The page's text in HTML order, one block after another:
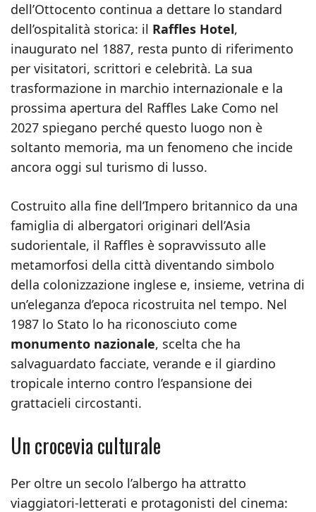
dell’Ottocento continua a dettare lo standard
dell’ospitalità storica: il Raffles Hotel,
inaugurato nel 1887, resta punto di riferimento
per visitatori, scrittori e celebrità. La sua
trasformazione in marchio internazionale e la
prossima apertura del Raffles Lake Como nel
2027 spiegano perché questo luogo non è
soltanto memoria, ma un fenomeno che incide
ancora oggi sul turismo di lusso.
Costruito alla fine dell’Impero britannico da una
famiglia di albergatori originari dell’Asia
sudorientale, il Raffles è sopravvissuto alle
metamorfosi della città diventando simbolo
della colonizzazione inglese e, insieme, vetrina di
un’eleganza d’epoca ricostruita nel tempo. Nel
1987 lo Stato lo ha riconosciuto come
monumento nazionale, scelta che ha
salvaguardato facciate, verande e il giardino
tropicale interno contro l’espansione dei
grattacieli circostanti.
Un crocevia culturale
Per oltre un secolo l’albergo ha attratto
viaggiatori-letterati e protagonisti del cinema: